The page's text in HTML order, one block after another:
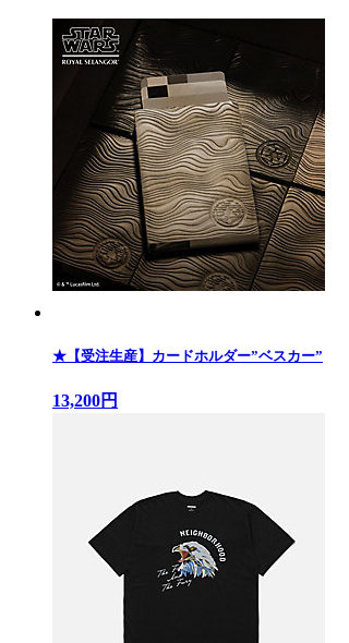
★【受注生産】カードホルダー”ベスカー”
13,200円